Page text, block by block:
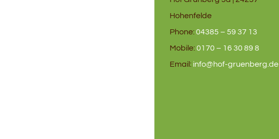
Hohenfelde
Phone:04385 – 59 37 13
Mobile:0170 – 16 30 89 8
Email: info@hof-gruenberg.de